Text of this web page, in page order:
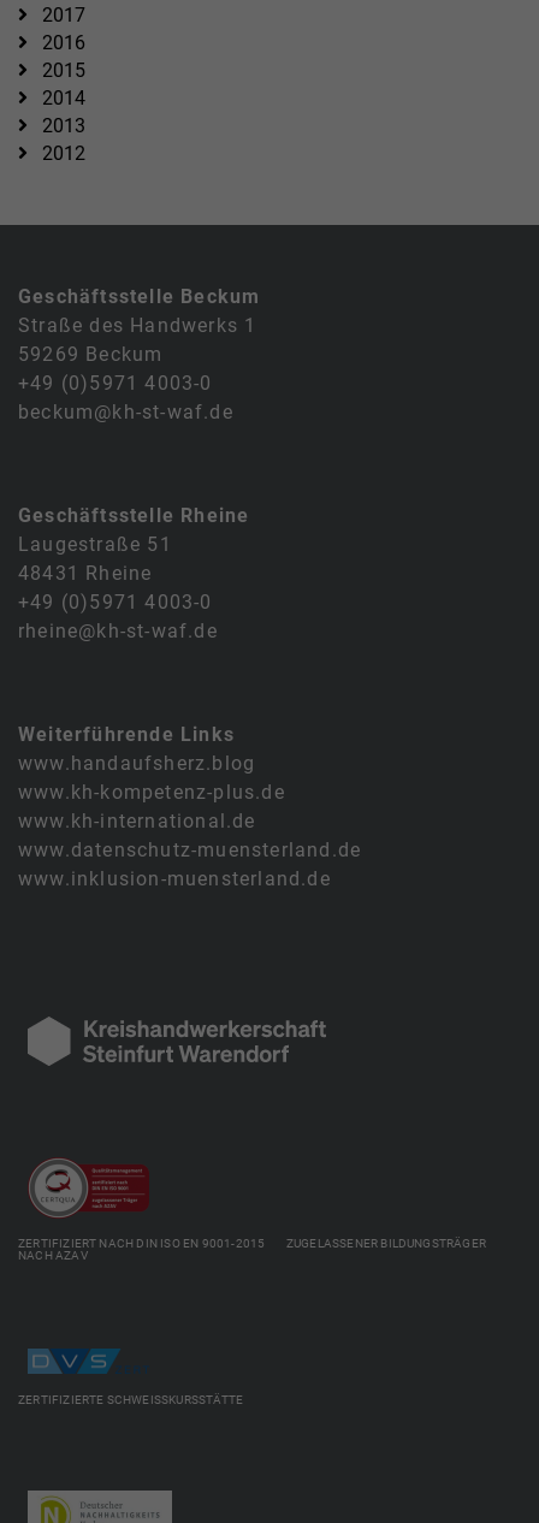
2017
2016
2015
2014
2013
2012
Geschäftsstelle Beckum
Straße des Handwerks 1
59269 Beckum
+49 (0)5971 4003-0
beckum@kh-st-waf.de
Geschäftsstelle Rheine
Laugestraße 51
48431 Rheine
+49 (0)5971 4003-0
rheine@kh-st-waf.de
Weiterführende Links
www.handaufsherz.blog
www.kh-kompetenz-plus.de
www.kh-international.de
www.datenschutz-muensterland.de
www.inklusion-muensterland.de
ZERTIFIZIERT NACH DIN ISO EN 9001-2015 ZUGELASSENER BILDUNGSTRÄGER
NACH AZAV
ZERTIFIZIERTE SCHWEISSKURSSTÄTTE